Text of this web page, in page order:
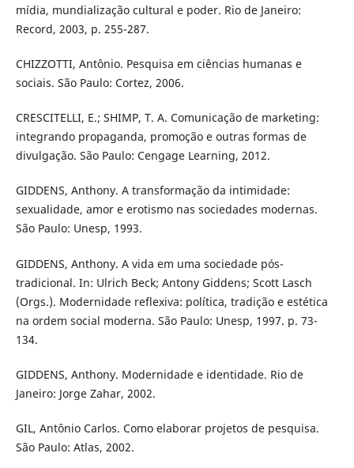
mídia, mundialização cultural e poder. Rio de Janeiro:
Record, 2003, p. 255-287.
CHIZZOTTI, Antônio. Pesquisa em ciências humanas e
sociais. São Paulo: Cortez, 2006.
CRESCITELLI, E.; SHIMP, T. A. Comunicação de marketing:
integrando propaganda, promoção e outras formas de
divulgação. São Paulo: Cengage Learning, 2012.
GIDDENS, Anthony. A transformação da intimidade:
sexualidade, amor e erotismo nas sociedades modernas.
São Paulo: Unesp, 1993.
GIDDENS, Anthony. A vida em uma sociedade pós-
tradicional. In: Ulrich Beck; Antony Giddens; Scott Lasch
(Orgs.). Modernidade reflexiva: política, tradição e estética
na ordem social moderna. São Paulo: Unesp, 1997. p. 73-
134.
GIDDENS, Anthony. Modernidade e identidade. Rio de
Janeiro: Jorge Zahar, 2002.
GIL, Antônio Carlos. Como elaborar projetos de pesquisa.
São Paulo: Atlas, 2002.